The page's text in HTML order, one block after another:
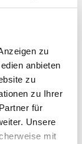
zu
anbieten
zu
zu Ihrer
für
Unsere
mit